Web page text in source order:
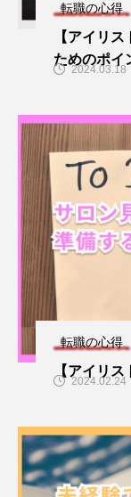
転職の心得
【アイリ
ためのポイ
2024.03.18
転職の心得
【アイリ
2024.02.24